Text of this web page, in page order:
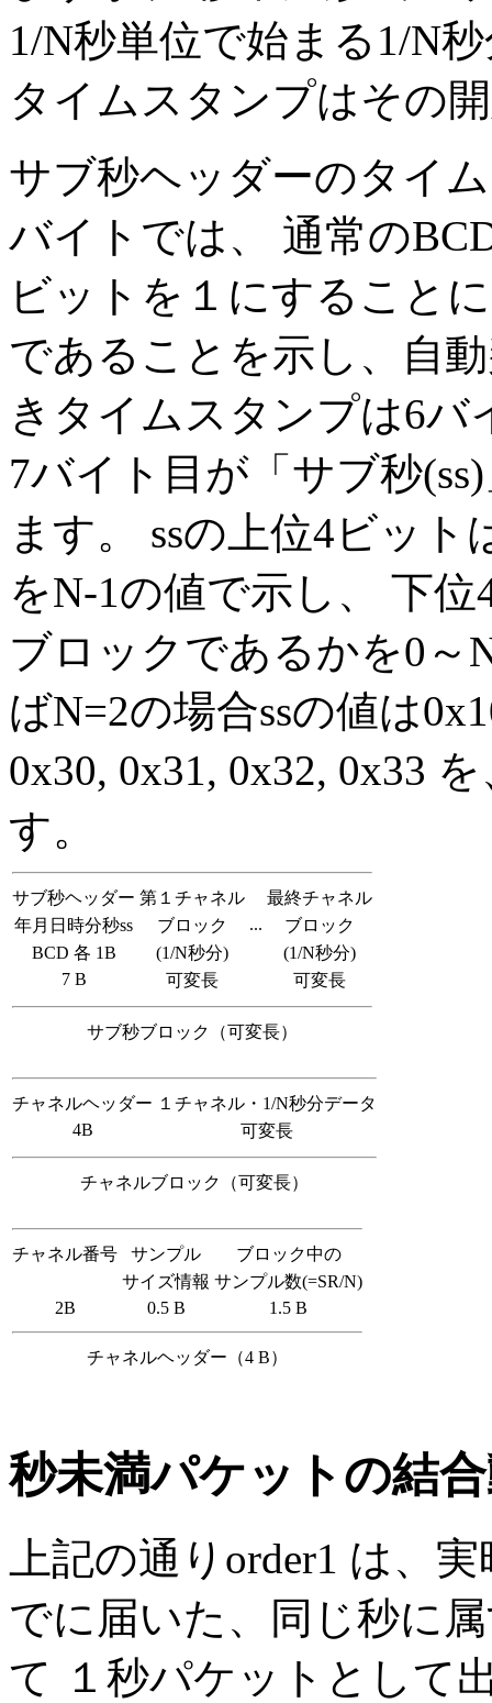
1/N秒単位で始まる1/N
タイムスタンプはその
サブ秒ヘッダーのタイ
バイトでは、 通常の
ビットを１にすること
であることを示し、自
きタイムスタンプは6
7バイト目が「サブ秒
ます。 ssの上位4ビッ
をN-1の値で示し、 下
ブロックであるかを0～
ばN=2の場合ssの値は
0x30, 0x31, 0x32, 0x33
す。
サブ秒ヘッダー 第１チャネル
最終チャネル
年月日時分秒ss
ブロック ...
ブロック
BCD 各 1B
(1/N秒分)
(1/N秒分)
7 B
可変長 可変長
サブ秒ブロック（可変長）
チャネルヘッダー １チャネル・1/N秒分データ
4B
可変長
チャネルブロック（可変長）
チャネル番号 サンプル
ブロック中の
サイズ情報 サンプル数(=SR/N)
2B
0.5 B 1.5 B
チャネルヘッダー（4 B）
秒未満パケットの結
上記の通りorder1 は、
でに届いた、同じ秒に
て １秒パケットとして